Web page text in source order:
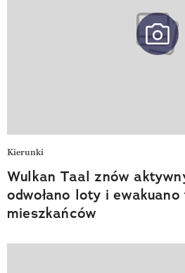
Kierunki
Wulkan Taal znów
odwołano loty i
mieszkańców